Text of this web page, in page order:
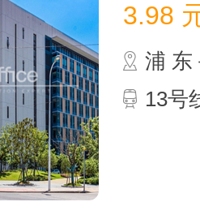
3.98
浦 东
13号